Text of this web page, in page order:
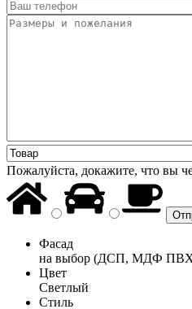
Пожалуйста, докажите, что вы
Фасад
на выбор (ДСП, МДФ ПВХ
Цвет
Светлый
Стиль